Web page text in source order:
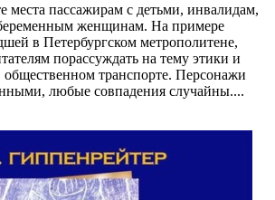
места пассажирам с детьми, инвалидам,
женщинам. На примере
в Петербургском метрополитене,
порассуждать на тему этики и
общественном транспорте. Персонажи
любые совпадения случайны....